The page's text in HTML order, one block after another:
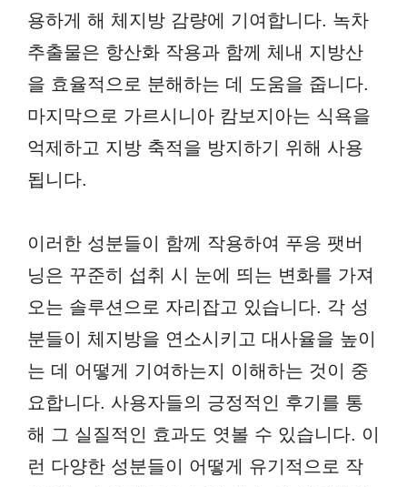
용하게 해 체지방 감량에 기여합니다. 녹차
추출물은 항산화 작용과 함께 체내 지방산
을 효율적으로 분해하는 데 도움을 줍니다.
마지막으로 가르시니아 캄보지아는 식욕을
억제하고 지방 축적을 방지하기 위해 사용
됩니다.
이러한 성분들이 함께 작용하여 푸응 팻버
닝은 꾸준히 섭취 시 눈에 띄는 변화를 가져
오는 솔루션으로 자리잡고 있습니다. 각 성
분들이 체지방을 연소시키고 대사율을 높이
는 데 어떻게 기여하는지 이해하는 것이 중
요합니다. 사용자들의 긍정적인 후기를 통
해 그 실질적인 효과도 엿볼 수 있습니다. 이
런 다양한 성분들이 어떻게 유기적으로 작